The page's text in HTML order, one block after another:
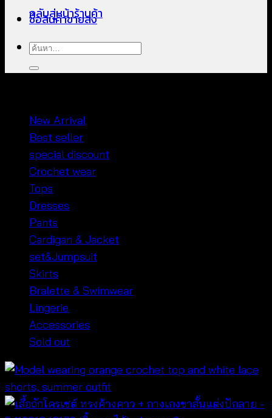
กลับสู่หน้าร้านค้า
ซื้อสินค้าขายส่ง
ค้นหา:
New Arrival
Best seller
special discount
Crochet wear
Tops
Dresses
Pants
Cardigan & Jacket
set&Jumpsuit
Skirts
Bralette & Swimwear
Lingerie
Accessories
Sold out